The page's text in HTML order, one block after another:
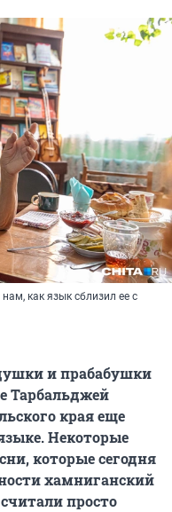
как язык сблизил ее с
и прабабушки
Тарбальджей
края еще
Некоторые
которые сегодня
хамниганский
просто